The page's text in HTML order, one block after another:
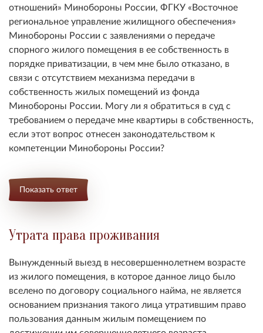
отношений» Минобороны России, ФГКУ «Восточное
региональное управление жилищного обеспечения»
Минобороны России с заявлениями о передаче
спорного жилого помещения в ее собственность в
порядке приватизации, в чем мне было отказано, в
связи с отсутствием механизма передачи в
собственность жилых помещений из фонда
Минобороны России. Могу ли я обратиться в суд с
требованием о передаче мне квартиры в собственность,
если этот вопрос отнесен законодательством к
компетенции Минобороны России?
Показать ответ
Утрата права проживания
Вынужденный выезд в несовершеннолетнем возрасте
из жилого помещения, в которое данное лицо было
вселено по договору социального найма, не является
основанием признания такого лица утратившим право
пользования данным жилым помещением по